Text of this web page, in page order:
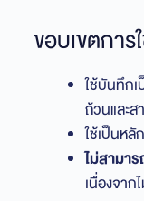
ขอบเขตการ
ใช้บันทึก
ถ้วนและส
ใช้เป็นห
ไม่สามา
เนื่องจา